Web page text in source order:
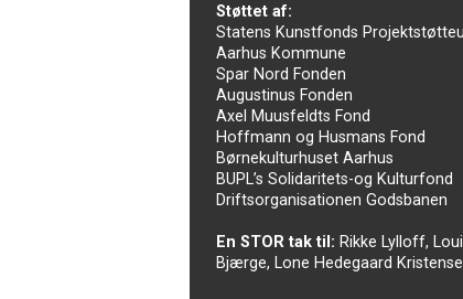
Støttet af:
Statens Kunstfonds
Aarhus Kommune
Spar Nord Fonden
Augustinus Fonden
Axel Muusfeldts Fond
Hoffmann og Husmans Fond
Børnekulturhuset Aarhus
BUPL’s Solidaritets-og Kulturfond
Driftsorganisationen Godsbanen
En STOR tak til: Rikke Lylloff,
Bjærge, Lone Hedegaard